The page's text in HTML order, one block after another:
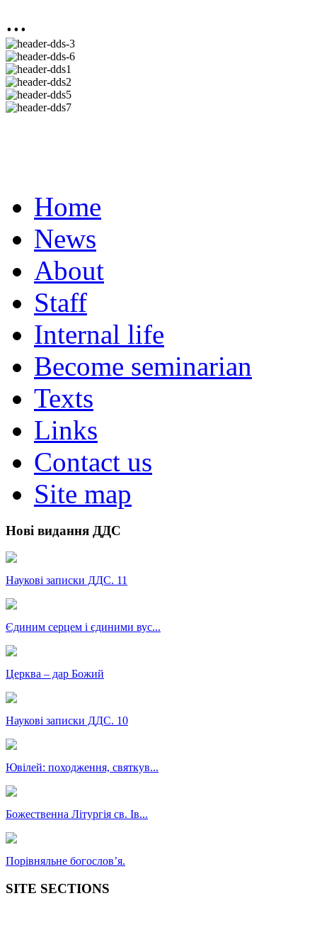
...
Home
News
About
Staff
Internal life
Become seminarian
Texts
Links
Contact us
Site map
Нові видання ДДС
Наукові записки ДДС. 11
Єдиним серцем і єдиними вус...
Церква – дар Божий
Наукові записки ДДС. 10
Ювілей: походження, святкув...
Божественна Літургія св. Ів...
Порівняльне богословʼя.
SITE SECTIONS